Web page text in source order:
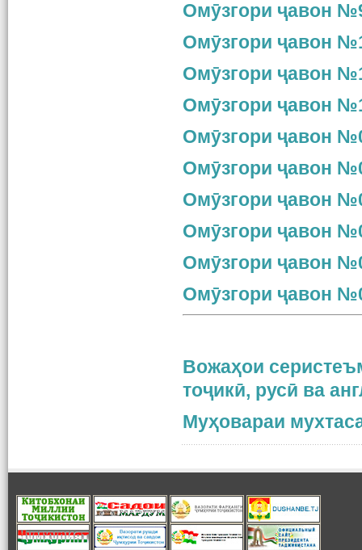
Омӯзгори ҷавон
Омӯзгори ҷавон
Омӯзгори ҷавон
Омӯзгори ҷавон
Омӯзгори ҷавон
Омӯзгори ҷавон
Омӯзгори ҷавон
Омӯзгори ҷавон
Омӯзгори ҷавон
Омӯзгори ҷавон
Вожаҳои
тоҷикӣ, русӣ ва
Муҳовараи